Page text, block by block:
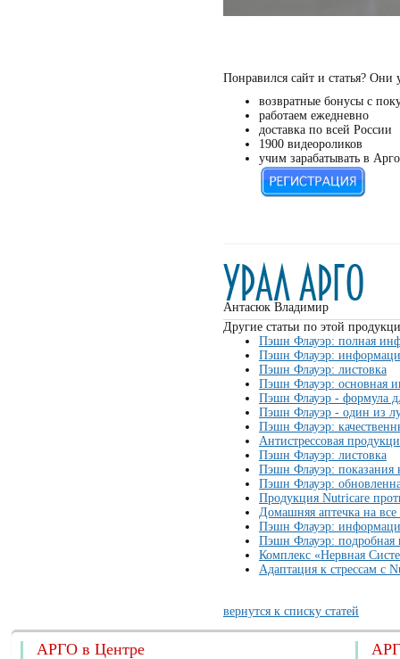
Понравился сайт и статья? Они
возвратные бонусы с
работаем ежедневно
доставка по всей России
1900 видеороликов
учим зарабатывать в Арго
Антасюк Владимир
Другие статьи по этой
Пэшн Флауэр: полная
Пэшн Флауэр:
Пэшн Флауэр: листовка
Пэшн Флауэр: основная
Пэшн Флауэр - формула
Пэшн Флауэр - один из
Пэшн Флауэр:
Антистрессовая
Пэшн Флауэр: листовка
Пэшн Флауэр:
Пэшн Флауэр:
Продукция Nutricare
Домашняя аптечка на
Пэшн Флауэр:
Пэшн Флауэр: подробная
Комплекс «Нервная
Адаптация к стрессам с
вернутся к списку статей
АРГО в Центре